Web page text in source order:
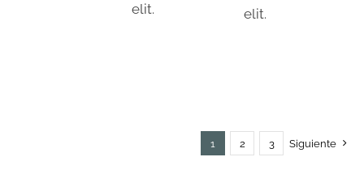
elit.
elit.
1 2 3 Siguiente